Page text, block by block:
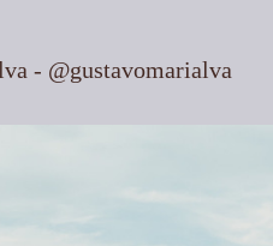
- @gustavomarialva